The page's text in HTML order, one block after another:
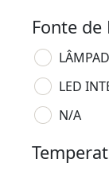
Fonte de
LED
N/A